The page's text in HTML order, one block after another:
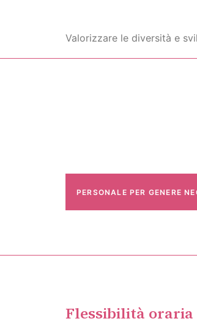
Valorizzare le diversità e
PERSONALE PER GENERE
Flessibilità oraria